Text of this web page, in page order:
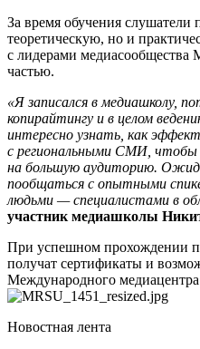
За время обучения слушатели
теоретическую, но и
с лидерами медиасообщества
частью.
«Я записался в медиашколу,
копирайтингу и в целом
интересно узнать, как
с региональными СМИ,
на большую аудиторию.
пообщаться с опытными
людьми — специалистами в
участник медиашколы
При успешном прохождении
получат сертификаты и
Международного
Новостная лента